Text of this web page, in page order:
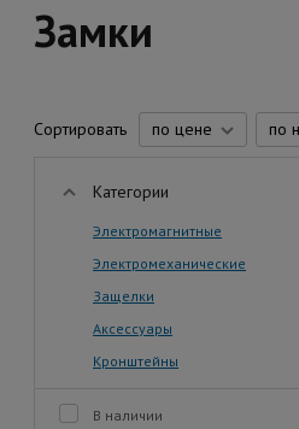
Замки
Сортировать по цене по
Категории
Электромагнитные
Электромеханические
Защелки
Аксессуары
Кронштейны
В наличии